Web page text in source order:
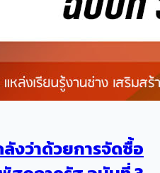
ลังว่าด้วยการจัดซื้อ